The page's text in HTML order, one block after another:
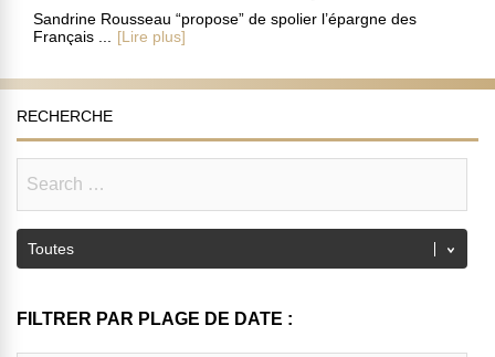
Sandrine Rousseau “propose” de spolier l’épargne des
Français ...
[Lire plus]
RECHERCHE
FILTRER PAR PLAGE DE DATE :